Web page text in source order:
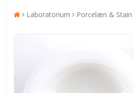
Laboratorium Porcelæn & Stain